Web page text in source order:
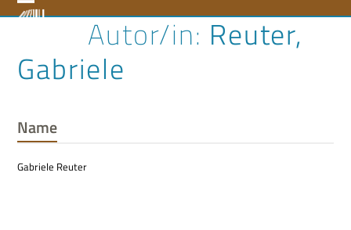
to Open
menu
Close
menu
Reuter,
Gabriele
Name
Gabriele Reuter